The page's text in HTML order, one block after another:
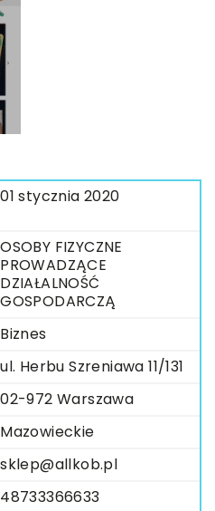
01 stycznia 2020
OSOBY FIZYCZNE
PROWADZĄCE
DZIAŁALNOŚĆ
GOSPODARCZĄ
Biznes
ul. Herbu Szreniawa 11/131
02-972 Warszawa
Mazowieckie
sklep@allkob.pl
48733366633